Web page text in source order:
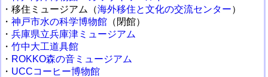
・移住ミュージアム（海外移住と文化の交流センター）
・ 神戸市水の科学博物館 （閉館）
・ 兵庫県立兵庫津ミュージアム
・ 竹中大工道具館
・ ROKKO森の音ミュージアム
・ UCCコーヒー博物館